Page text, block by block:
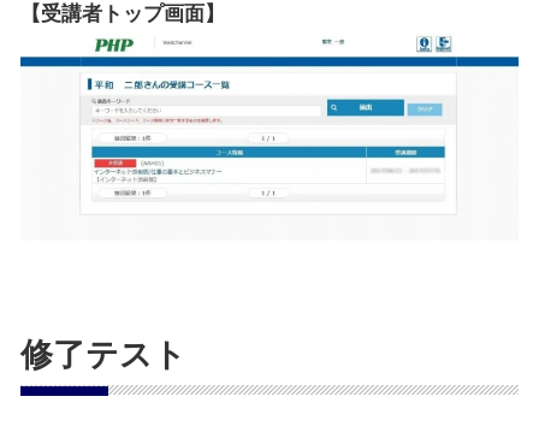
【受講者トップ画面】
修了テスト